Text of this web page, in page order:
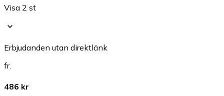
Visa 2 st
Erbjudanden utan direktlänk
fr.
486 kr